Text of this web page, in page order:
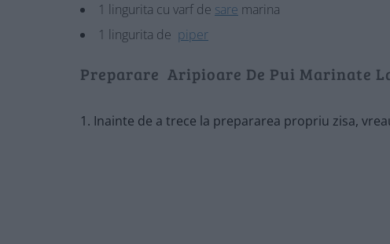
1 lingurita cu varf de sare marina
1 lingurita de piper
Preparare Aripioare De Pui Marinate
1. Inainte de a trece la prepararea propriu zisa,